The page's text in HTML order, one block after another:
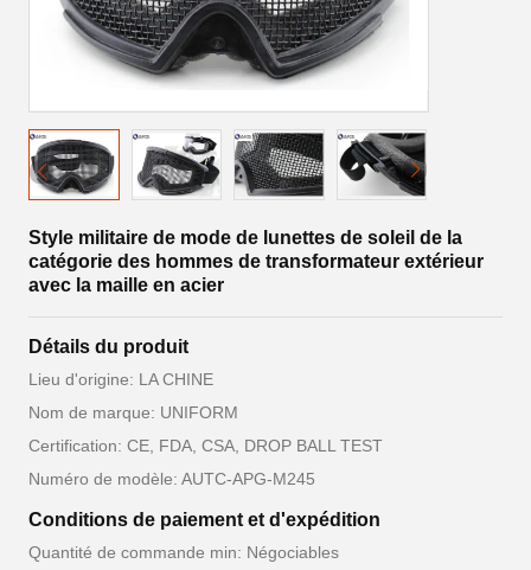
Style militaire de mode de lunettes de soleil de la
catégorie des hommes de transformateur extérieur
avec la maille en acier
Détails du produit
Lieu d'origine: LA CHINE
Nom de marque: UNIFORM
Certification: CE, FDA, CSA, DROP BALL TEST
Numéro de modèle: AUTC-APG-M245
Conditions de paiement et d'expédition
Quantité de commande min: Négociables